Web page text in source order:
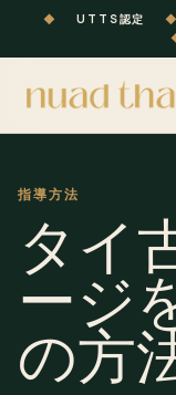
◆ UTTS認定 ◆
指導方法
タイ
ージ
の方